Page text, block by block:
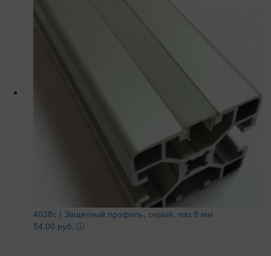
4038с | Защитный профиль, серый, паз 8 мм
54.00 руб. ⓘ